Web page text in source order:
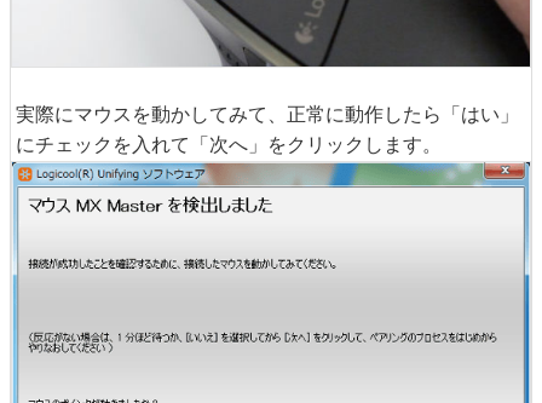
実際にマウスを動かしてみて、正常に動作したら「はい」
にチェックを入れて「次へ」をクリックします。